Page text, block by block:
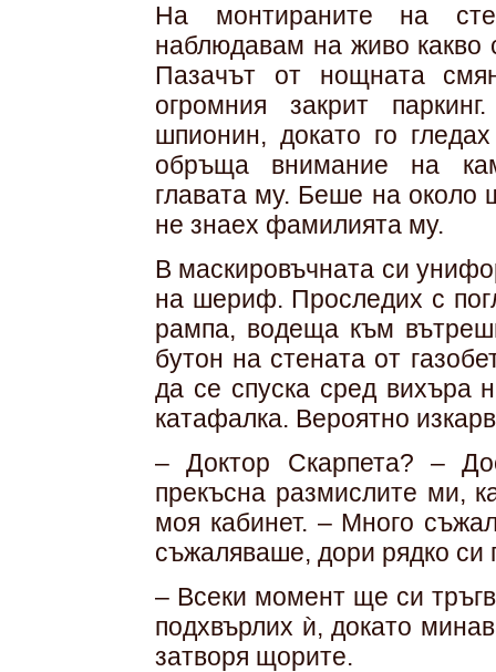
На монтираните на
наблюдавам на живо какво
Пазачът от нощната
огромния закрит
шпионин, докато го
обръща внимание на
главата му. Беше на около
не знаех фамилията му.
В маскировъчната си
на шериф. Проследих с
рампа, водеща към
бутон на стената от
да се спуска сред вихъра
катафалка. Вероятно
– Доктор Скарпета? –
прекъсна размислите ми,
моя кабинет. – Много
съжаляваше, дори рядко си
– Всеки момент ще си
подхвърлих ѝ, докато
затворя щорите.